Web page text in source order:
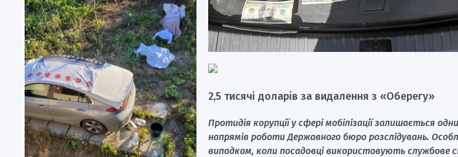
2,5 тисячі доларів за видалення з «Оберегу»
Протидія корупції у сфері мобілізації залишається
напрямів роботи Державного бюро розслідувань.
випадкам, коли посадовці використовують службове